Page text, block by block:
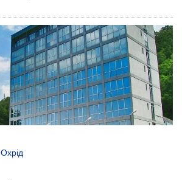
Охрід